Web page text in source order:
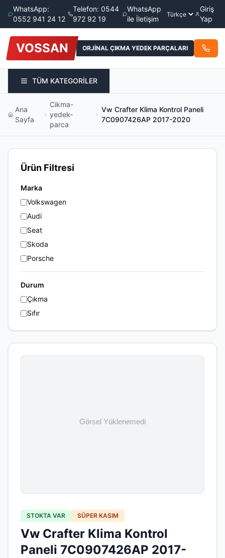
WhatsApp:
0552 941 24 12
Telefon: 0544
972 92 19
WhatsApp
ile İletişim
Giriş
Yap
VOSSAN ORJİNAL ÇIKMA YEDEK PARÇALARI
TÜM KATEGORİLER
Ana
Sayfa
Cikma-
yedek-
parca
Vw Crafter Klima Kontrol Paneli
7C0907426AP 2017-2020
Ürün Filtresi
Marka
Volkswagen
Audi
Seat
Skoda
Porsche
Durum
Çıkma
Sıfır
STOKTA VAR SÜPER KASIM
Vw Crafter Klima Kontrol
Paneli 7C0907426AP 2017-